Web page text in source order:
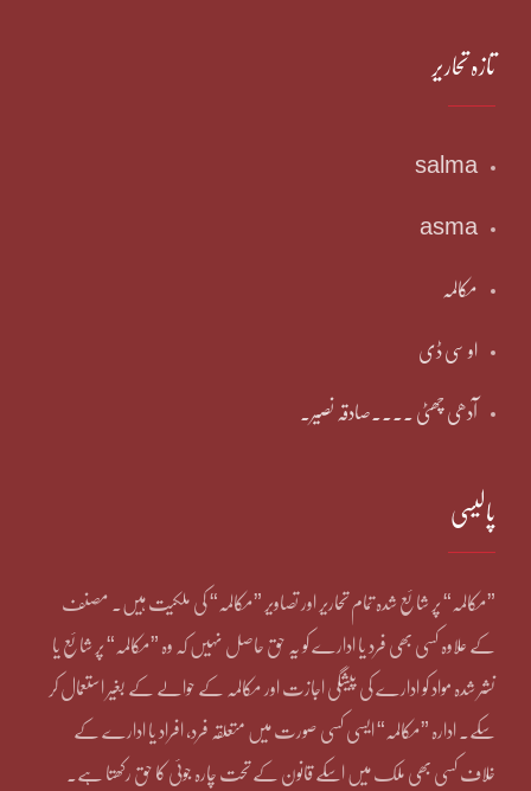
تازہ تحاریر
salma
asma
مکالمہ
او سی ڈی
آدھی چھٹی ۔۔۔۔صادقہ نصیر۔
پالیسی
”مکالمہ“ پر شائع شدہ تمام تحاریر اور تصاویر ”مکالمہ“ کی ملکیت ہیں۔ مصنف
کے علاوہ کسی بھی فرد یا ادارے کو یہ حق حاصل نہیں کہ وہ ”مکالمہ“ پر شائع یا
نشر شدہ مواد کو ادارے کی پیشگی اجازت اور مکالمہ کے حوالے کے بغیر استعمال کر
سکے۔ ادارہ ”مکالمہ“ ایسی کسی صورت میں متعلقہ فرد، افراد یا ادارے کے
خلاف کسی بھی ملک میں اسکے قانون کے تحت چارہ جوئی کا حق رکھتا ہے۔